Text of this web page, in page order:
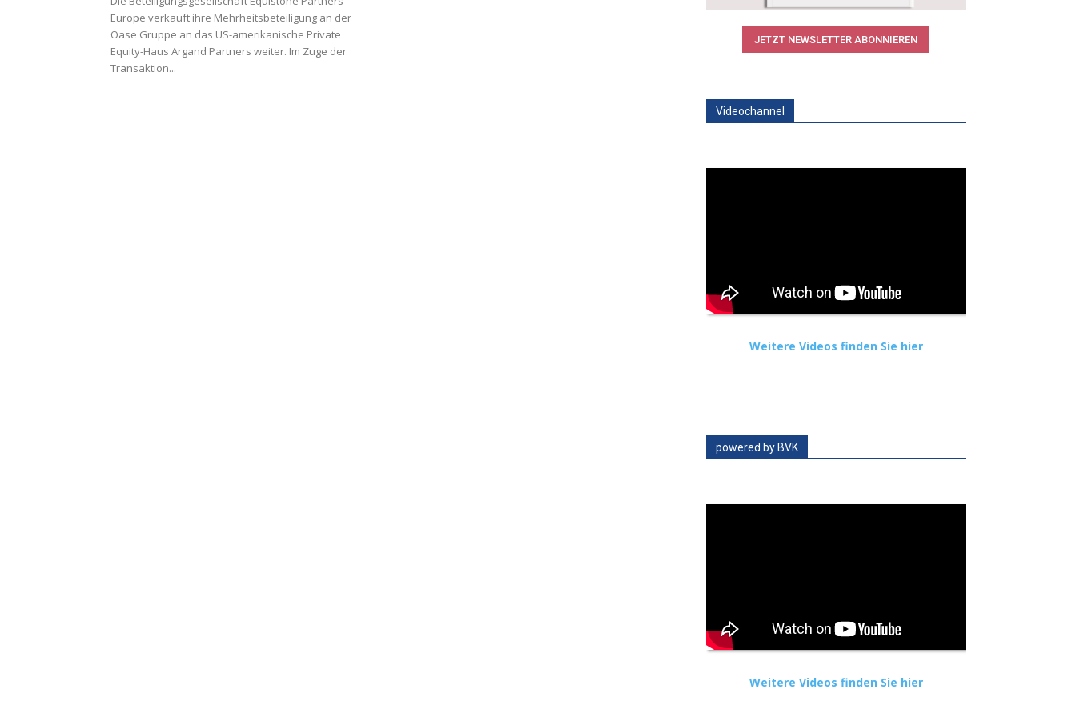
Europe verkauft ihre Mehrheitsbeteiligung an der
Oase Gruppe an das US-amerikanische Private
Equity-Haus Argand Partners weiter. Im Zuge der
Transaktion...
JETZT NEWSLETTER ABONNIEREN
Videochannel
Weitere Videos finden Sie hier
powered by BVK
Weitere Videos finden Sie hier